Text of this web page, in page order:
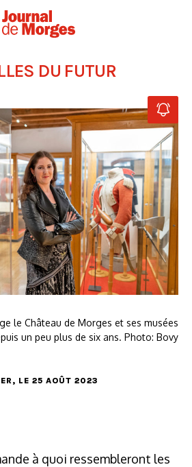
DU FUTUR
le Château de Morges et ses musées
un peu plus de six ans. Photo: Bovy
, LE 25 AOÛT 2023
à quoi ressembleront les